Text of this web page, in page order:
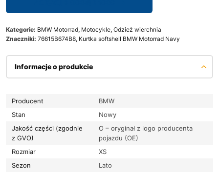
Kategorie: BMW Motorrad, Motocykle, Odzież wierchnia
Znaczniki: 76615B674B8, Kurtka softshell BMW Motorrad Navy
Informacje o produkcie
Producent
BMW
Stan
Nowy
Jakość części (zgodnie
z GVO)
O – oryginał z logo producenta
pojazdu (OE)
Rozmiar
XS
Sezon
Lato